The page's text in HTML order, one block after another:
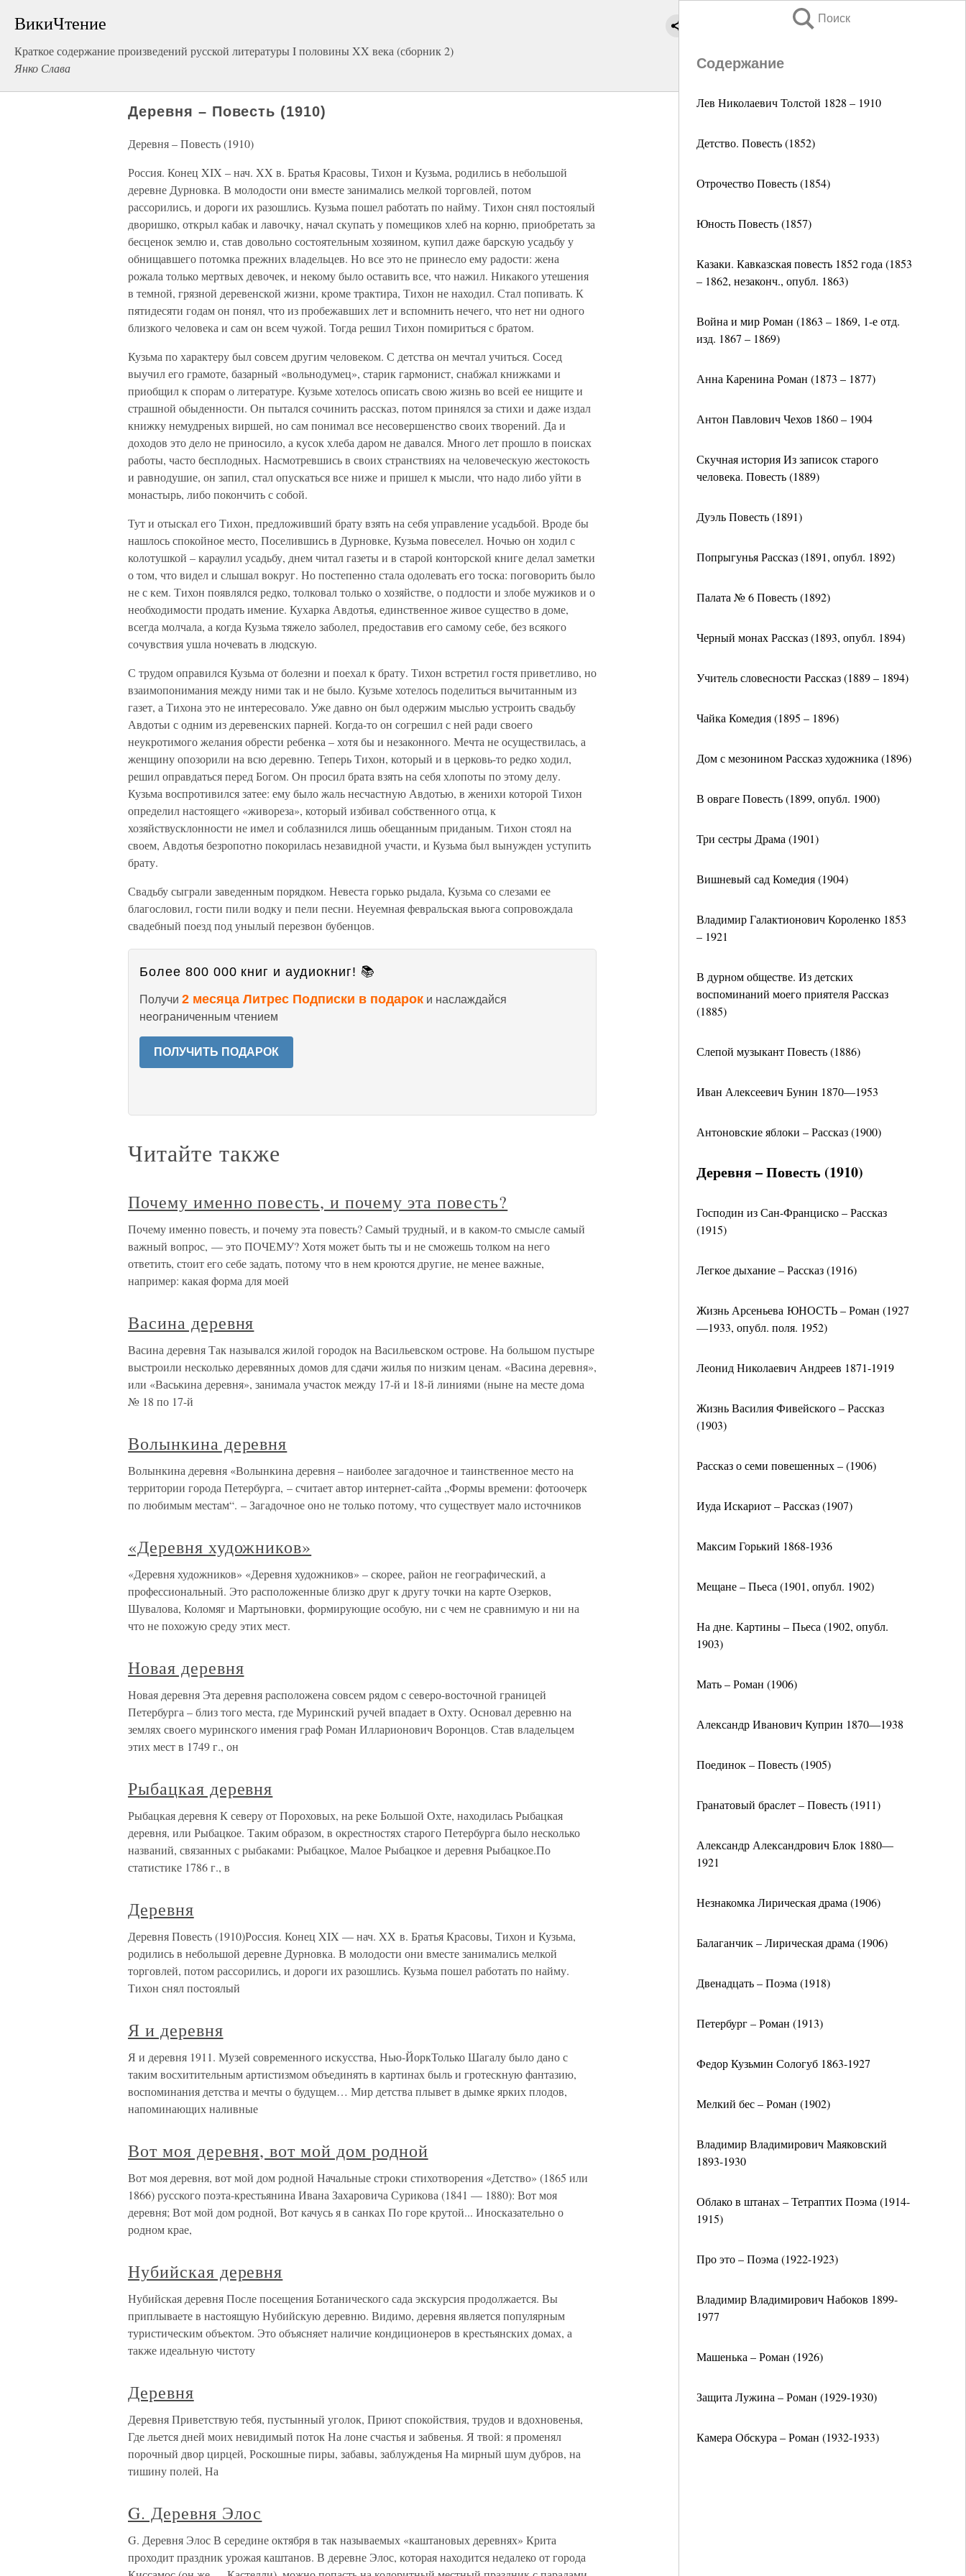
ВикиЧтение
Краткое содержание произведений русской литературы I половины XX века (сборник 2)
Янко Слава
Поиск
Содержание
Лев Николаевич Толстой 1828 – 1910
Детство. Повесть (1852)
Отрочество Повесть (1854)
Юность Повесть (1857)
Казаки. Кавказская повесть 1852 года (1853
– 1862, незаконч., опубл. 1863)
Война и мир Роман (1863 – 1869, 1-е отд.
изд. 1867 – 1869)
Анна Каренина Роман (1873 – 1877)
Антон Павлович Чехов 1860 – 1904
Скучная история Из записок старого
человека. Повесть (1889)
Дуэль Повесть (1891)
Попрыгунья Рассказ (1891, опубл. 1892)
Палата № 6 Повесть (1892)
Черный монах Рассказ (1893, опубл. 1894)
Учитель словесности Рассказ (1889 – 1894)
Чайка Комедия (1895 – 1896)
Дом с мезонином Рассказ художника (1896)
В овраге Повесть (1899, опубл. 1900)
Три сестры Драма (1901)
Вишневый сад Комедия (1904)
Владимир Галактионович Короленко 1853
– 1921
В дурном обществе. Из детских
воспоминаний моего приятеля Рассказ
(1885)
Слепой музыкант Повесть (1886)
Иван Алексеевич Бунин 1870—1953
Антоновские яблоки – Рассказ (1900)
Деревня – Повесть (1910)
Господин из Сан-Франциско – Рассказ
(1915)
Легкое дыхание – Рассказ (1916)
Жизнь Арсеньева ЮНОСТЬ – Роман (1927
—1933, опубл. поля. 1952)
Леонид Николаевич Андреев 1871-1919
Жизнь Василия Фивейского – Рассказ
(1903)
Рассказ о семи повешенных – (1906)
Иуда Искариот – Рассказ (1907)
Максим Горький 1868-1936
Мещане – Пьеса (1901, опубл. 1902)
На дне. Картины – Пьеса (1902, опубл.
1903)
Мать – Роман (1906)
Александр Иванович Куприн 1870—1938
Поединок – Повесть (1905)
Гранатовый браслет – Повесть (1911)
Александр Александрович Блок 1880—
1921
Незнакомка Лирическая драма (1906)
Балаганчик – Лирическая драма (1906)
Двенадцать – Поэма (1918)
Петербург – Роман (1913)
Федор Кузьмин Сологуб 1863-1927
Мелкий бес – Роман (1902)
Владимир Владимирович Маяковский
1893-1930
Облако в штанах – Тетраптих Поэма (1914-
1915)
Про это – Поэма (1922-1923)
Владимир Владимирович Набоков 1899-
1977
Машенька – Роман (1926)
Защита Лужина – Роман (1929-1930)
Камера Обскура – Роман (1932-1933)
Деревня – Повесть (1910)
Деревня – Повесть (1910)
Россия. Конец XIX – нач. XX в. Братья Красовы, Тихон и Кузьма, ро­дились в небольшой
деревне Дурновка. В молодости они вместе зани­мались мелкой торговлей, потом
рассорились, и дороги их разошлись. Кузьма пошел работать по найму. Тихон снял постоялый
дворишко, открыл кабак и лавочку, начал скупать у помещиков хлеб на корню, приобретать за
бесценок землю и, став довольно состоятельным хозяином, купил даже барскую усадьбу у
обнищавшего потомка прежних владельцев. Но все это не принесло ему радости: жена
рожала только мертвых девочек, и некому было оставить все, что нажил. Никакого уте­шения
в темной, грязной деревенской жизни, кроме трактира, Тихон не находил. Стал попивать. К
пятидесяти годам он понял, что из пробе­жавших лет и вспомнить нечего, что нет ни одного
близкого человека и сам он всем чужой. Тогда решил Тихон помириться с братом.
Кузьма по характеру был совсем другим человеком. С детства он мечтал учиться. Сосед
выучил его грамоте, базарный «вольнодумец», старик гармонист, снабжал книжками и
приобщил к спорам о лите­ратуре. Кузьме хотелось описать свою жизнь во всей ее нищите и
страшной обыденности. Он пытался сочинить рассказ, потом принял­ся за стихи и даже издал
книжку немудреных виршей, но сам пони­мал все несовершенство своих творений. Да и
доходов это дело не приносило, а кусок хлеба даром не давался. Много лет прошло в по­исках
работы, часто бесплодных. Насмотревшись в своих странствиях на человеческую жестокость
и равнодушие, он запил, стал опускаться все ниже и пришел к мысли, что надо либо уйти в
монастырь, либо покончить с собой.
Тут и отыскал его Тихон, предложивший брату взять на себя уп­равление усадьбой. Вроде бы
нашлось спокойное место, Поселившись в Дурновке, Кузьма повеселел. Ночью он ходил с
колотушкой – ка­раулил усадьбу, днем читал газеты и в старой конторской книге делал заметки
о том, что видел и слышал вокруг. Но постепенно стала одо­левать его тоска: поговорить было
не с кем. Тихон появлялся редко, толковал только о хозяйстве, о подлости и злобе мужиков и о
необхо­димости продать имение. Кухарка Авдотья, единственное живое су­щество в доме,
всегда молчала, а когда Кузьма тяжело заболел, предоставив его самому себе, без всякого
сочувствия ушла ночевать в людскую.
С трудом оправился Кузьма от болезни и поехал к брату. Тихон встретил гостя приветливо, но
взаимопонимания между ними так и не было. Кузьме хотелось поделиться вычитанным из
газет, а Тихона это не интересовало. Уже давно он был одержим мыслью устроить свадьбу
Авдотьи с одним из деревенских парней. Когда-то он согре­шил с ней ради своего
неукротимого желания обрести ребенка – хотя бы и незаконного. Мечта не осуществилась, а
женщину опозори­ли на всю деревню. Теперь Тихон, который и в церковь-то редко ходил,
решил оправдаться перед Богом. Он просил брата взять на себя хлопоты по этому делу.
Кузьма воспротивился затее: ему было жаль несчастную Авдотью, в женихи которой Тихон
определил насто­ящего «живореза», который избивал собственного отца, к
хозяйствусклонности не имел и соблазнился лишь обещанным приданым. Тихон стоял на
своем, Авдотья безропотно покорилась незавидной участи, и Кузьма был вынужден уступить
брату.
Свадьбу сыграли заведенным порядком. Невеста горько рыдала, Кузьма со слезами ее
благословил, гости пили водку и пели песни. Неуемная февральская вьюга сопровождала
свадебный поезд под уны­лый перезвон бубенцов.
Более 800 000 книг и аудиокниг! 📚
Получи 2 месяца Литрес Подписки в подарок и наслаждайся
неограниченным чтением
ПОЛУЧИТЬ ПОДАРОК
Читайте также
Почему именно повесть, и почему эта повесть?
Почему именно повесть, и почему эта повесть? Самый трудный, и в каком-то смысле самый
важный вопрос, — это ПОЧЕМУ? Хотя может быть ты и не сможешь толком на него
ответить, стоит его себе задать, потому что в нем кроются другие, не менее важные,
например: какая форма для моей
Васина деревня
Васина деревня Так назывался жилой городок на Васильевском острове. На большом пустыре
выстроили несколько деревянных домов для сдачи жилья по низким ценам. «Васина деревня»,
или «Васькина деревня», занимала участок между 17-й и 18-й линиями (ныне на месте дома
№ 18 по 17-й
Волынкина деревня
Волынкина деревня «Волынкина деревня – наиболее загадочное и таинственное место на
территории города Петербурга, – считает автор интернет-сайта „Формы времени: фотоочерк
по любимым местам“. – Загадочное оно не только потому, что существует мало источников
«Деревня художников»
«Деревня художников» «Деревня художников» – скорее, район не географический, а
профессиональный. Это расположенные близко друг к другу точки на карте Озерков,
Шувалова, Коломяг и Мартыновки, формирующие особую, ни с чем не сравнимую и ни на
что не похожую среду этих мест.
Новая деревня
Новая деревня Эта деревня расположена совсем рядом с северо-восточной границей
Петербурга – близ того места, где Муринский ручей впадает в Охту. Основал деревню на
землях своего муринского имения граф Роман Илларионович Воронцов. Став владельцем
этих мест в 1749 г., он
Рыбацкая деревня
Рыбацкая деревня К северу от Пороховых, на реке Большой Охте, находилась Рыбацкая
деревня, или Рыбацкое. Таким образом, в окрестностях старого Петербурга было несколько
названий, связанных с рыбаками: Рыбацкое, Малое Рыбацкое и деревня Рыбацкое.По
статистике 1786 г., в
Деревня
Деревня Повесть (1910)Россия. Конец XIX — нач. XX в. Братья Красовы, Тихон и Кузьма,
родились в небольшой деревне Дурновка. В молодости они вместе занимались мелкой
торговлей, потом рассорились, и дороги их разошлись. Кузьма пошел работать по найму.
Тихон снял постоялый
Я и деревня
Я и деревня 1911. Музей современного искусства, Нью-ЙоркТолько Шагалу было дано с
таким восхитительным артистизмом объединять в картинах быль и гротескную фантазию,
воспоминания детства и мечты о будущем… Мир детства плывет в дымке ярких плодов,
напоминающих наливные
Вот моя деревня, вот мой дом родной
Вот моя деревня, вот мой дом родной Начальные строки стихотворения «Детство» (1865 или
1866) русского поэта-крестьянина Ивана Захаровича Сурикова (1841 — 1880): Вот моя
деревня; Вот мой дом родной, Вот качусь я в санках По горе крутой... Иносказательно о
родном крае,
Нубийская деревня
Нубийская деревня После посещения Ботанического сада экскурсия продолжается. Вы
приплываете в настоящую Нубийскую деревню. Видимо, деревня является популярным
туристическим объектом. Это объясняет наличие кондиционеров в крестьянских домах, а
также идеальную чистоту
Деревня
Деревня Приветствую тебя, пустынный уголок, Приют спокойствия, трудов и вдохновенья,
Где льется дней моих невидимый поток На лоне счастья и забвенья. Я твой: я променял
порочный двор цирцей, Роскошные пиры, забавы, заблужденья На мирный шум дубров, на
тишину полей, На
G. Деревня Элос
G. Деревня Элос В середине октября в так называемых «каштановых деревнях» Крита
проходит праздник урожая каштанов. В деревне Элос, которая находится недалеко от города